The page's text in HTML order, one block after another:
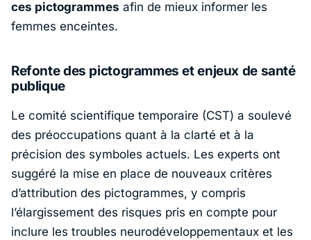
ces pictogrammes afin de mieux informer les
femmes enceintes.
Refonte des pictogrammes et enjeux de santé
publique
Le comité scientifique temporaire (CST) a soulevé
des préoccupations quant à la clarté et à la
précision des symboles actuels. Les experts ont
suggéré la mise en place de nouveaux critères
d’attribution des pictogrammes, y compris
l’élargissement des risques pris en compte pour
inclure les troubles neurodéveloppementaux et les